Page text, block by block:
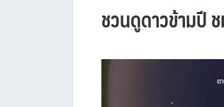
ชวนดูดาวข้ามปี